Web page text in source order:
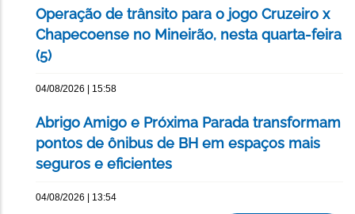
Operação de trânsito para o jogo Cruzeiro x
Chapecoense no Mineirão, nesta quarta-feira
(5)
04/08/2026 | 15:58
Abrigo Amigo e Próxima Parada transformam
pontos de ônibus de BH em espaços mais
seguros e eficientes
04/08/2026 | 13:54